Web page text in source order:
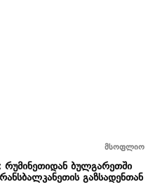
მსოფლიო
ბულგარეთში
გაზსადენთან